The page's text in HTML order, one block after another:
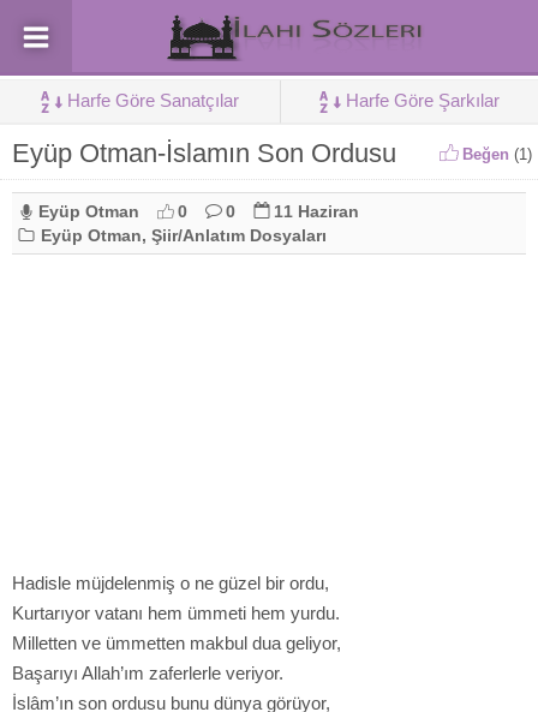
Harfe Göre Sanatçılar Harfe Göre Şarkılar
Eyüp Otman-İslamın Son Ordusu Beğen (1)
Eyüp Otman 0 0
11 Haziran
Eyüp Otman, Şiir/Anlatım Dosyaları
Hadisle müjdelenmiş o ne güzel bir ordu,
Kurtarıyor vatanı hem ümmeti hem yurdu.
Milletten ve ümmetten makbul dua geliyor,
Başarıyı Allah’ım zaferlerle veriyor.
İslâm’ın son ordusu bunu dünya görüyor,